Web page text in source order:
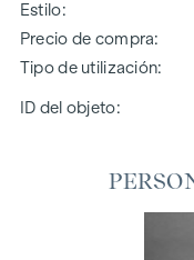
Estilo
Precio de compra
Tipo de utilización
ID del objeto: